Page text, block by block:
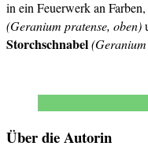
in ein Feuerwerk an
(Geranium pratense, oben)
Storchschnabel
Über die Autorin